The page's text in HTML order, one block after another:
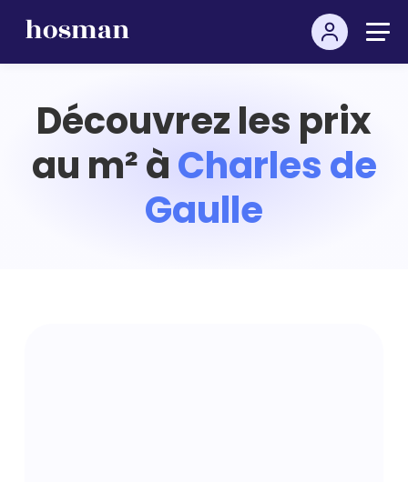
Découvrez les prix
au m² àCharles de
Gaulle